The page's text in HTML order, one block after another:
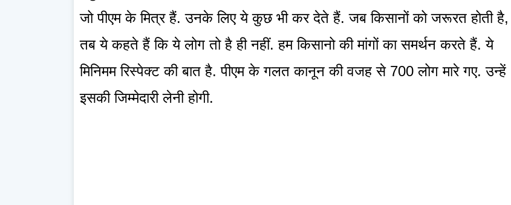
जो पीएम के मित्र हैं. उनके लिए ये कुछ भी कर देते हैं. जब किसानों को जरूरत होती है,
तब ये कहते हैं कि ये लोग तो है ही नहीं. हम किसानो की मांगों का समर्थन करते हैं. ये
मिनिमम रिस्पेक्ट की बात है. पीएम के गलत कानून की वजह से 700 लोग मारे गए. उन्हें
इसकी जिम्मेदारी लेनी होगी.